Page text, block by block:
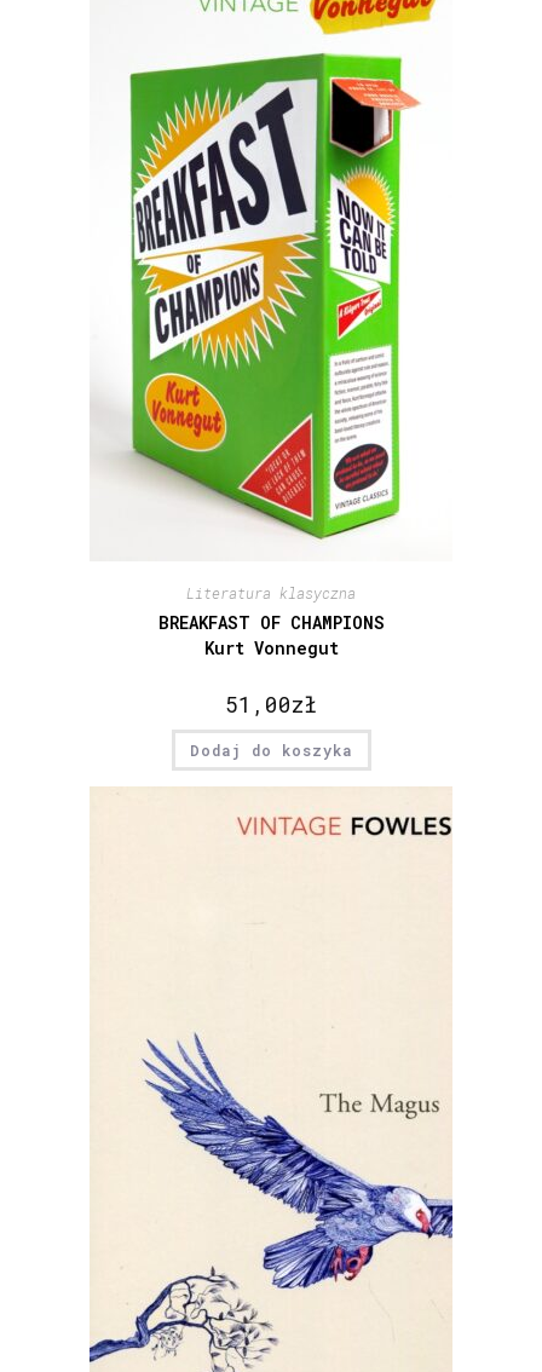
Literatura klasyczna
BREAKFAST OF CHAMPIONS
Kurt Vonnegut
51,00zł
Dodaj do koszyka